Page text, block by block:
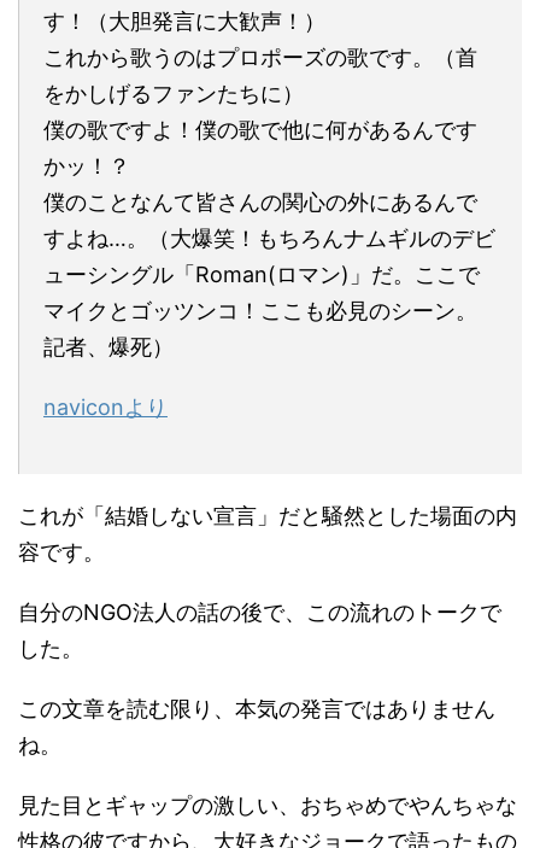
す！（大胆発言に大歓声！）
これから歌うのはプロポーズの歌です。（首
をかしげるファンたちに）
僕の歌ですよ！僕の歌で他に何があるんです
かッ！？
僕のことなんて皆さんの関心の外にあるんで
すよね…。（大爆笑！もちろんナムギルのデビ
ューシングル「Roman(ロマン)」だ。ここで
マイクとゴッツンコ！ここも必見のシーン。
記者、爆死）
naviconより
これが「結婚しない宣言」だと騒然とした場面の内
容です。
自分のNGO法人の話の後で、この流れのトークで
した。
この文章を読む限り、本気の発言ではありません
ね。
見た目とギャップの激しい、おちゃめでやんちゃな
性格の彼ですから、大好きなジョークで語ったもの